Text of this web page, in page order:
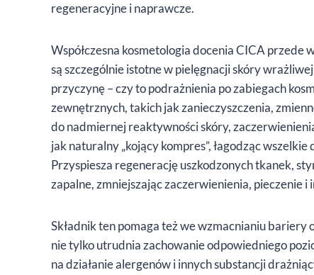
regeneracyjne i naprawcze.
Współczesna kosmetologia docenia CICA przede
są szczególnie istotne w pielęgnacji skóry
przyczynę – czy to podrażnienia po zabiegach
zewnętrznych, takich jak zanieczyszczenia,
do nadmiernej reaktywności skóry,
jak naturalny „kojący kompres”, łagodząc
Przyspiesza regenerację uszkodzonych tkanek,
zapalne, zmniejszając zaczerwienienia, pieczenie i
Składnik ten pomaga też we wzmacnianiu bariery
nie tylko utrudnia zachowanie odpowiedniego
na działanie alergenów i innych substancji